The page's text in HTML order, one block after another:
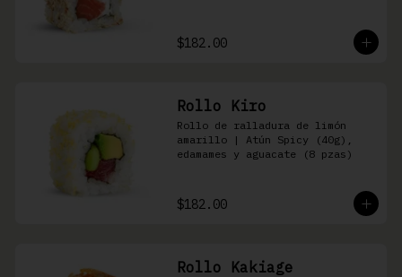
$182.00
Rollo Kiro
Rollo de ralladura de limón
amarillo | Atún Spicy (40g),
edamames y aguacate (8 pzas)
$182.00
Rollo Kakiage